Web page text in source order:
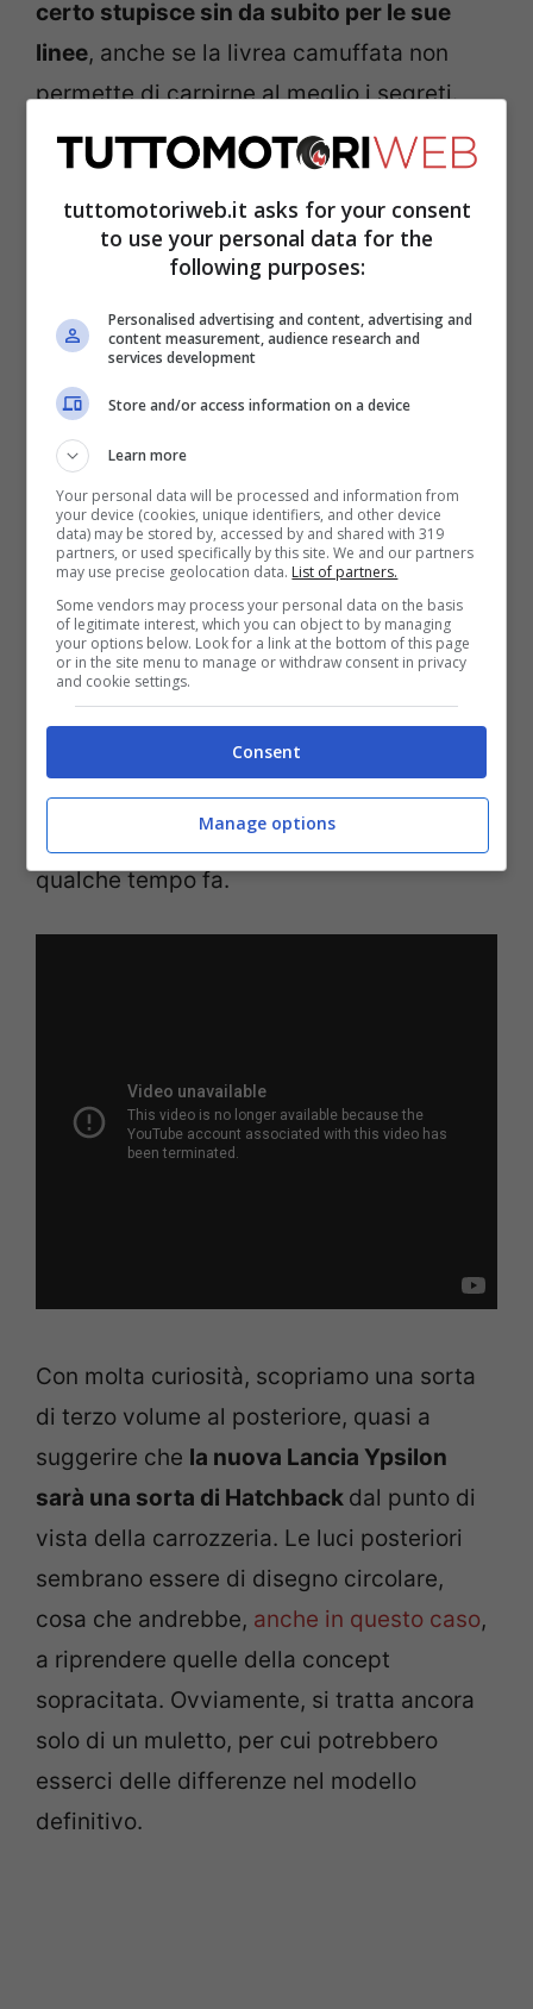
certo stupisce sin da subito per le sue
linee, anche se la livrea camuffata non
permette di carpirne al meglio i segreti.
L’assetto pare essere molto più classico
rispetto a quella che conosciamo oggi, con
delle somiglianze notevoli con vetture
come laOpelCorsa e laPeugeot208, altri
prodotti del gruppoStellantis. Secondo
quanto si può capire da questa immagine,
, con i gruppi ottici a sviluppo
orizzontale, caratteristiche che si erano
viste sulla Pu+Ra, la Concept Car svelata
qualche tempo fa.
Con molta curiosità, scopriamo una sorta
di terzo volume al posteriore, quasi a
suggerire che la nuova Lancia Ypsilon
sarà una sorta di Hatchback dal punto di
vista della carrozzeria. Le luci posteriori
sembrano essere di disegno circolare,
cosa che andrebbe, anche in questo caso,
a riprendere quelle della concept
sopracitata. Ovviamente, si tratta ancora
solo di un muletto, per cui potrebbero
esserci delle differenze nel modello
definitivo.
tuttomotoriweb.it asks for your consent
to use your personal data for the
following purposes:
Personalised advertising and content, advertising and
content measurement, audience research and
services development
Store and/or access information on a device
Learn more
Your personal data will be processed and information from
your device (cookies, unique identifiers, and other device
data) may be stored by, accessed by and shared with 319
partners, or used specifically by this site. We and our partners
may use precise geolocation data. List of partners.
Some vendors may process your personal data on the basis
of legitimate interest, which you can object to by managing
your options below. Look for a link at the bottom of this page
or in the site menu to manage or withdraw consent in privacy
and cookie settings.
Consent
Manage options